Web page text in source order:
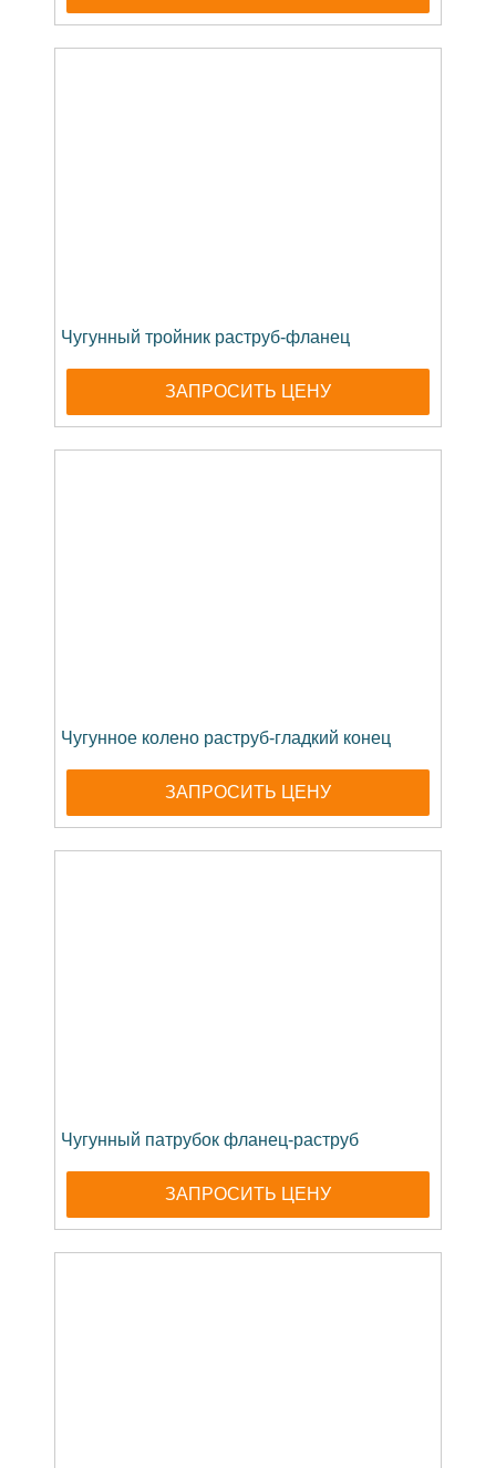
Чугунный тройник раструб-фланец
ЗАПРОСИТЬ ЦЕНУ
Чугунное колено раструб-гладкий конец
ЗАПРОСИТЬ ЦЕНУ
Чугунный патрубок фланец-раструб
ЗАПРОСИТЬ ЦЕНУ